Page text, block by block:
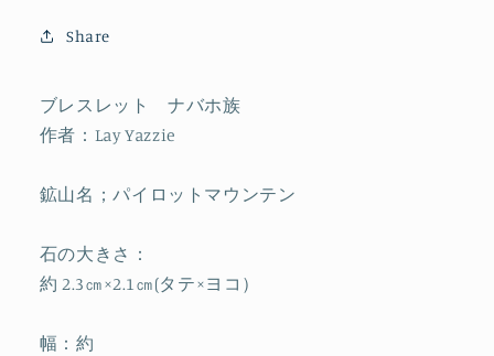
減
す
す
Share
ブレスレット ナバホ族
作者：Lay Yazzie
鉱山名；パイロットマウンテン
石の大きさ：
約 2.3㎝×2.1㎝(タテ×ヨコ）
幅：約